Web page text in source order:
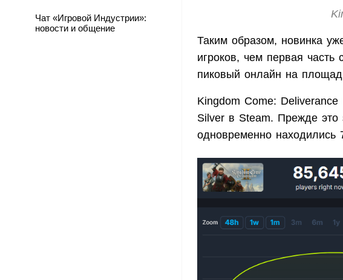
Чат «Игровой Индустрии»:
новости и общение
Таким образом, новинка
игроков, чем первая
пиковый онлайн на
Kingdom Come:
Silver в Steam. Прежде это
одновременно находились